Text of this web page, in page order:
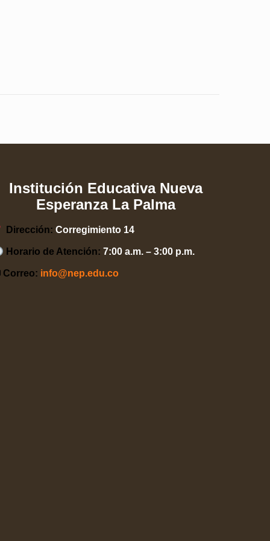
Institución Educativa Nueva
Esperanza La Palma
Dirección: Corregimiento 14
Horario de Atención: 7:00 a.m. – 3:00 p.m.
Correo: info@nep.edu.co